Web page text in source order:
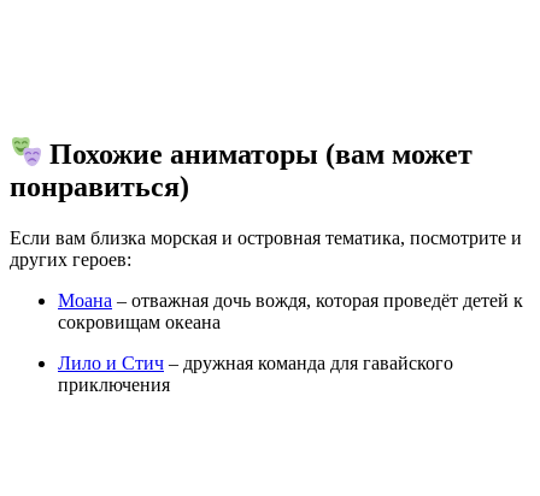
Похожие аниматоры (вам может
понравиться)
Если вам близка морская и островная тематика, посмотрите и
других героев:
Моана – отважная дочь вождя, которая проведёт детей к
сокровищам океана
Лило и Стич – дружная команда для гавайского
приключения